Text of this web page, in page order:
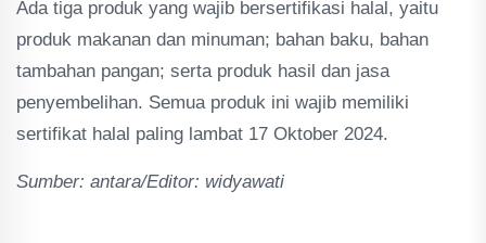
Ada tiga produk yang wajib bersertifikasi halal, yaitu
produk makanan dan minuman; bahan baku, bahan
tambahan pangan; serta produk hasil dan jasa
penyembelihan. Semua produk ini wajib memiliki
sertifikat halal paling lambat 17 Oktober 2024.
Sumber: antara/Editor: widyawati